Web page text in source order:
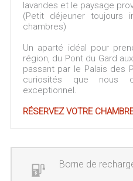
lavandes et le paysage
(Petit déjeuner toujours
chambres)
Un aparté idéal pour
région, du Pont du Gard
passant par le Palais des
curiosités que nous
exceptionnel.
RÉSERVEZ VOTRE
Borne de